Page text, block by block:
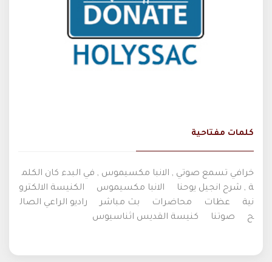
كلمات مفتاحية
خرافي تسمع صوتي , الانبا مكسيموس , في البدء كان الكلم
ة , شرح انجيل يوحنا
الانبا مكسيموس
الكنيسة الالكترو
نية
عظات محاضرات بث مباشر
راديو الراعي الصال
ح
صوتنا كنيسة القديس اثناسيوس